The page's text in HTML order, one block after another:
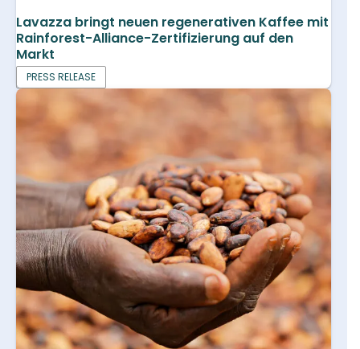
Lavazza bringt neuen regenerativen Kaffee mit
Rainforest-Alliance-Zertifizierung auf den
Markt
PRESS RELEASE